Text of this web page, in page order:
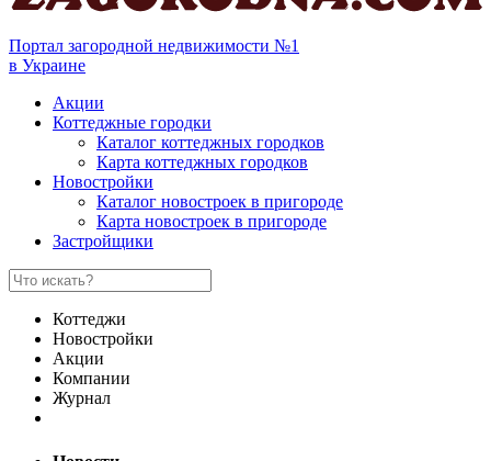
Портал загородной недвижимости №1
в Украине
Акции
Коттеджные городки
Каталог коттеджных городков
Карта коттеджных городков
Новостройки
Каталог новостроек в пригороде
Карта новостроек в пригороде
Застройщики
Коттеджи
Новостройки
Акции
Компании
Журнал